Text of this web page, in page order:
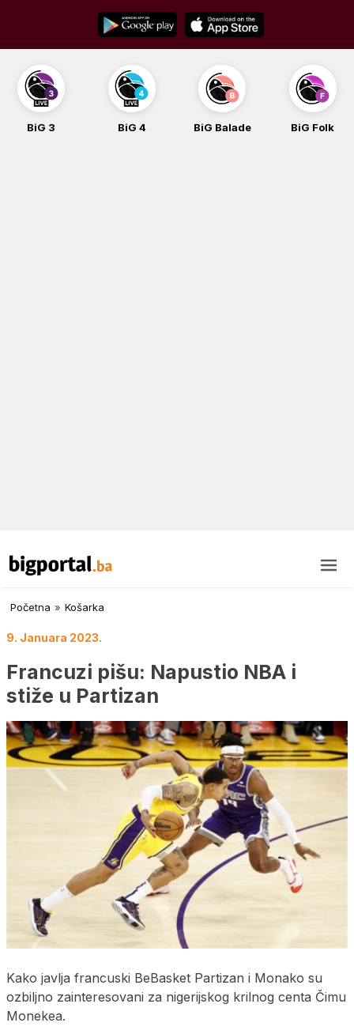
content
BiG 4 BiG Balade BiG Folk BiG iG
Početna » Košarka
9. Januara 2023.
Francuzi pišu: Napustio NBA i
stiže u Partizan
Kako javlja francuski BeBasket Partizan i Monako su
ozbiljno zainteresovani za nigerijskog krilnog centa Čimu
Monekea.